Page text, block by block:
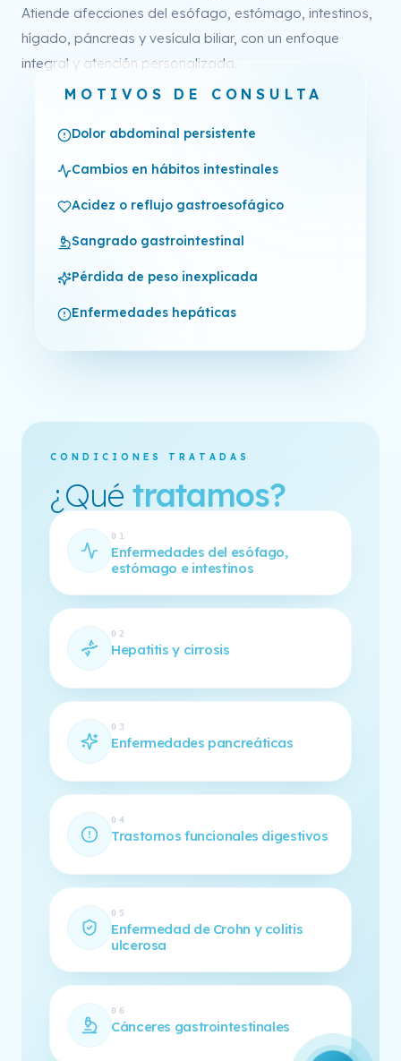
Atiende afecciones del esófago, estómago, intestinos,
hígado, páncreas y vesícula biliar, con un enfoque
integral y atención personalizada.
MOTIVOS DE CONSULTA
Dolor abdominal persistente
Cambios en hábitos intestinales
Acidez o reflujo gastroesofágico
Sangrado gastrointestinal
Pérdida de peso inexplicada
Enfermedades hepáticas
CONDICIONES TRATADAS
¿Qué tratamos?
01
Enfermedades del esófago,
estómago e intestinos
02
Hepatitis y cirrosis
03
Enfermedades pancreáticas
04
Trastornos funcionales digestivos
05
Enfermedad de Crohn y colitis
ulcerosa
06
Cánceres gastrointestinales